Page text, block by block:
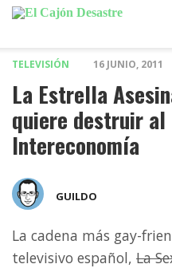
TELEVISIÓN 16 JUNIO, 2011
La Estrella
quiere destruir
Intereconomía
GUILDO
La cadena más gay-
televisivo español, La